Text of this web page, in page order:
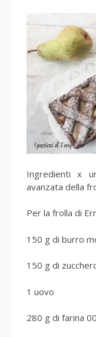
Ingredienti x
avanzata della
Per la frolla di
150 g di burro
150 g di
1 uovo
280 g di farina 00